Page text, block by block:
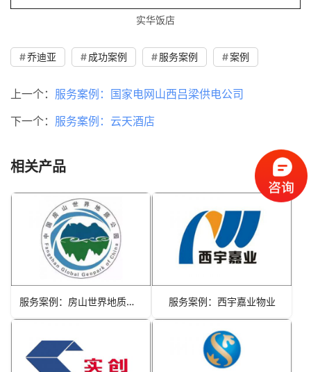
实华饭店
乔迪亚 成功案例 服务案例 案例
上一个： 服务案例：国家电网山西吕梁供电公司
下一个： 服务案例：云天酒店
相关产品
服务案例：房山世界地质公园博物馆 服务案例：西宇嘉业物业